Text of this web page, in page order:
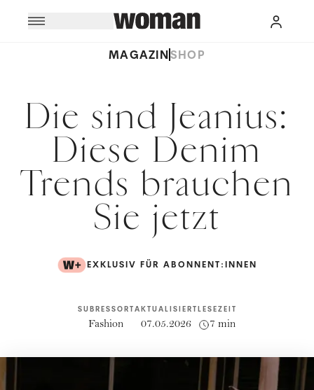
MAGAZINSHOP
Die sind Jeanius:
Diese Denim
Trends brauchen
Sie jetzt
EXKLUSIV FÜR ABONNENT:INNEN
SUBRESSORT
Fashion
AKTUALISIERT
07.05.2026
LESEZEIT
7 min